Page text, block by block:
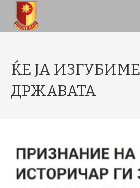
ЌЕ ЈА ИЗГУБИМЕ
ДРЖАВАТА